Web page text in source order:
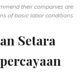
their companies are
of basic labor conditions
Setara